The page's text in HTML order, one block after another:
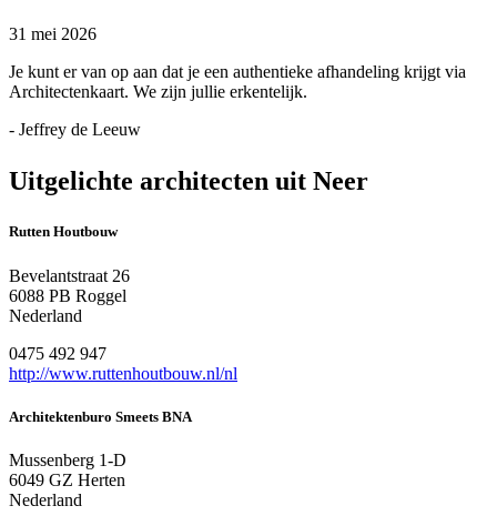
31 mei 2026
Je kunt er van op aan dat je een authentieke afhandeling krijgt via
Architectenkaart. We zijn jullie erkentelijk.
- Jeffrey de Leeuw
Uitgelichte architecten uit Neer
Rutten Houtbouw
Bevelantstraat 26
6088 PB Roggel
Nederland
0475 492 947
http://www.ruttenhoutbouw.nl/nl
Architektenburo Smeets BNA
Mussenberg 1-D
6049 GZ Herten
Nederland